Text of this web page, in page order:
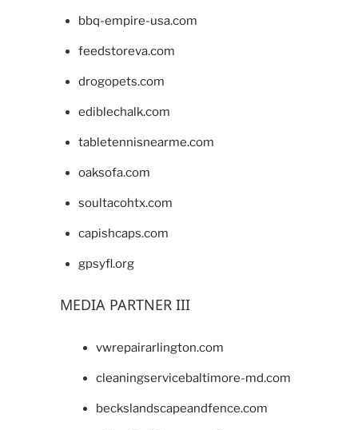
bbq-empire-usa.com
feedstoreva.com
drogopets.com
ediblechalk.com
tabletennisnearme.com
oaksofa.com
soultacohtx.com
capishcaps.com
gpsyfl.org
MEDIA PARTNER III
vwrepairarlington.com
cleaningservicebaltimore-md.com
beckslandscapeandfence.com